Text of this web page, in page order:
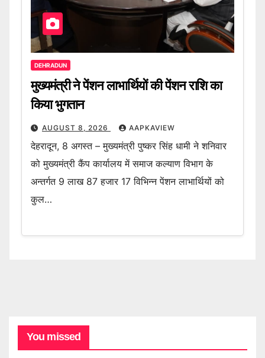
DEHRADUN
मुख्यमंत्री ने पेंशन लाभार्थियों की पेंशन राशि का
किया भुगतान
AUGUST 8, 2026 AAPKAVIEW
देहरादून, 8 अगस्त – मुख्यमंत्री पुष्कर सिंह धामी ने शनिवार
को मुख्यमंत्री कैंप कार्यालय में समाज कल्याण विभाग के
अन्तर्गत 9 लाख 87 हजार 17 विभिन्न पेंशन लाभार्थियों को
कुल…
You missed